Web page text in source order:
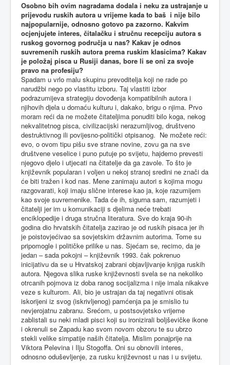
Osobno bih ovim nagradama dodala i neku za ustrajanje u
prijevodu ruskih autora u vrijeme kada to baš i nije bilo
najpopularnije, odnosno gotovo pa zazorno. Kakvim
ocjenjujete interes, čitalačku i stručnu recepciju autora s
ruskog govornog područja u nas? Kakav je odnos
suvremenih ruskih autora prema ruskim klasicima? Kakav
je položaj pisca u Rusiji danas, bore li se oni za svoje
pravo na profesiju?
Spadam u vrlo malu skupinu prevoditelja koji ne rade po
narudžbi nego po vlastitu izboru. Taj vlastiti izbor
podrazumijeva strategiju dovođenja kompatibilnih autora i
njihovih djela u domaću kulturu i, dakako, brigu o njima. Prvo
moram reći da ne možete čitateljima ponuditi bilo koga, nekog
nekvalitetnog pisca, civilizacijski nerazumljivog, društveno
destruktivnog ili povijesno-politički otpisanog. Ne možete reći:
evo, o ovom tipu pišu sve strane novine, zovu ga na sve
društvene veselice i puno putuje po svijetu, hajdemo prevesti
njegovo djelo i utjecati na čitatelje da ga zavole. To što je
književnik popularan i voljen u nekoj stranoj sredini ne znači da
će biti tražen i kod nas. Mene zanimaju autori s kojima mogu
razgovarati, koji imaju slične interese kao ja, koje razumijem
kao svoje suvremenike. Tada će ih, sigurna sam, razumjeti i
čitatelji jer im u komunikaciji s djelima neće trebati
enciklopedije i druga stručna literatura. Sve do kraja 90-ih
godina dio hrvatskih čitatelja zazirao je od ruskih pisaca jer ih
je poistovjećivao sa sovjetskim državnim autorima. Tome su
pripomogle i političke prilike u nas. Sjećam se, recimo, da je
jedan – sada pokojni – književnik 1993. čak pokrenuo
inicijativu da se u Hrvatskoj zabrani objavljivanje knjiga ruskih
autora. Njegova slika ruske književnosti svela se na nekoliko
otrcanih pojmova iz doba ranog socijalizma i nije imala nikakve
veze s kulturom. Ali, bio je ustrajan da taj negativni otisak
iskorijeni iz svog (iskrivljenog) pamćenja pa je smislio tu
nevjerojatnu zabranu. Srećom, u postsovjetsko vrijeme
zablistali su neki mladi pisci koji su ironizirali boljševičke ikone
i okrenuli se Zapadu kao svom novom obzoru te su ubrzo
stekli velike simpatije naših čitatelja. Mislim ponajprije na
Viktora Pelevina i Ilju Stogoffa. Oni su obnovili interes,
odnosno oduševljenje, za rusku književnost u nas i u svijetu.